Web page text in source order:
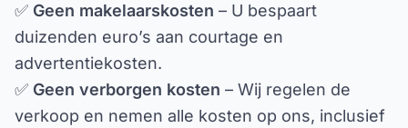
✅ Geen makelaarskosten – U bespaart
duizenden euro’s aan courtage en
advertentiekosten.
✅ Geen verborgen kosten – Wij regelen de
verkoop en nemen alle kosten op ons, inclusief